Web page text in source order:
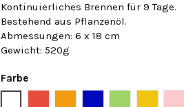
Kontinuierliches Brennen für 9 Tage.
Bestehend aus Pflanzenöl.
Abmessungen: 6 x 18 cm
Gewicht: 520g
Farbe